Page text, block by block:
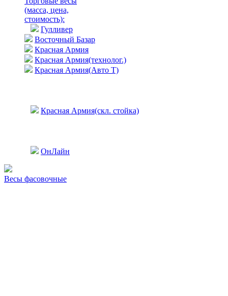
(масса, цена,
стоимость):
Гулливер
Восточный Базар
Красная Армия
Красная Армия(технолог.)
Красная Армия(Авто Т)
Красная Армия(скл. стойка)
ОнЛайн
Весы фасовочные